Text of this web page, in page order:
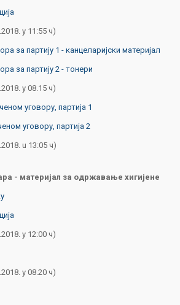
у 11:55 ч)
за партију 1 - канцеларијски материјал
за партију 2 - тонери
у 08.15 ч)
уговору, партија 1
уговору, партија 2
u 13:05 ч)
- материјал за одржавање хигијене
у 12:00 ч)
у 08.20 ч)